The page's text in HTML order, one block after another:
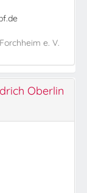
e. V.
Oberlin